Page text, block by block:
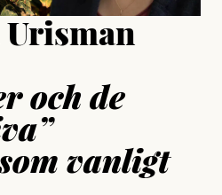
och de
vanligt